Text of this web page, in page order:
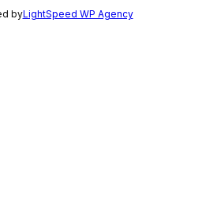
byLightSpeed WP Agency